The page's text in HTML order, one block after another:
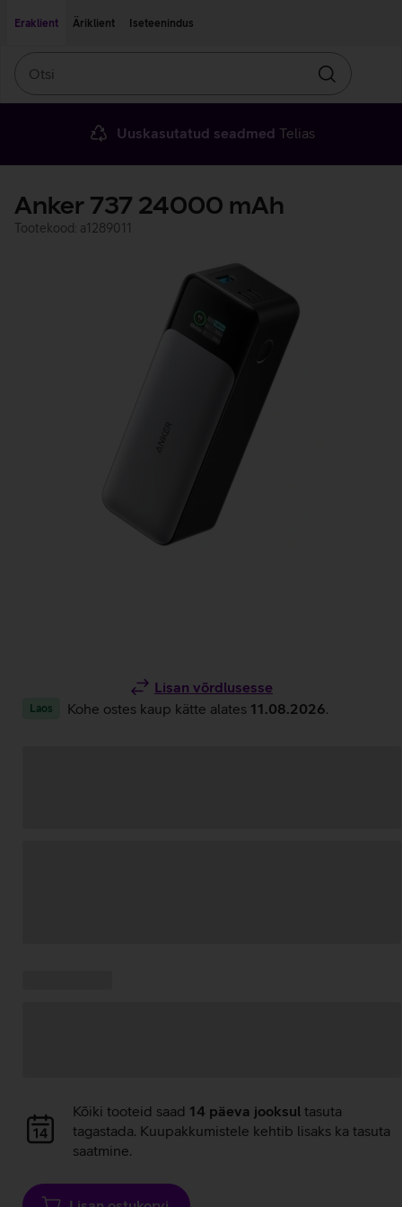
Eraklient
Äriklient Iseteenindus
Otsin
Uuskasutatud seadmed Telias
Anker 737 24000 mAh
Tootekood: a1289011
Lisan võrdlusesse
Laos Kohe ostes kaup kätte alates 11.08.2026
Andmete
laadimine
Kõiki tooteid saad 14 päeva jooksul tasuta
tagastada. Kuupakkumistele kehtib lisaks ka tasuta
saatmine.